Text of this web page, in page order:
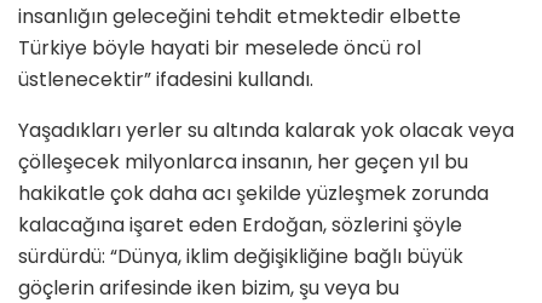
insanlığın geleceğini tehdit etmektedir elbette
Türkiye böyle hayati bir meselede öncü rol
üstlenecektir” ifadesini kullandı.
Yaşadıkları yerler su altında kalarak yok olacak veya
çölleşecek milyonlarca insanın, her geçen yıl bu
hakikatle çok daha acı şekilde yüzleşmek zorunda
kalacağına işaret eden Erdoğan, sözlerini şöyle
sürdürdü: “Dünya, iklim değişikliğine bağlı büyük
göçlerin arifesinde iken bizim, şu veya bu